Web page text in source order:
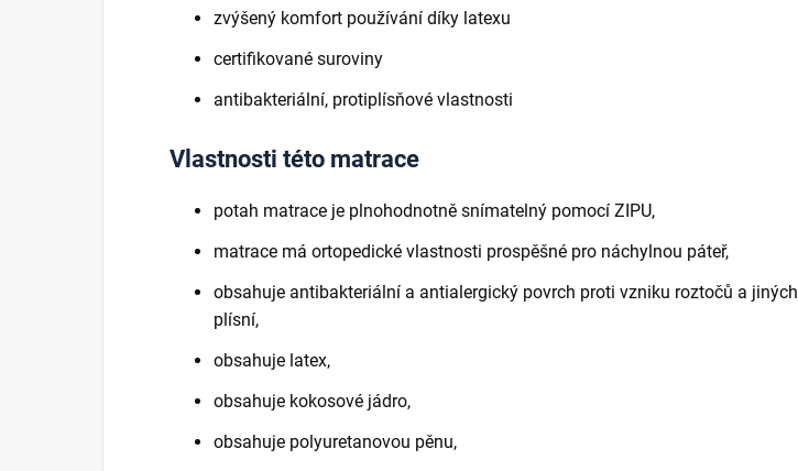
zvýšený komfort používání díky latexu
certifikované suroviny
antibakteriální, protiplísňové vlastnosti
Vlastnosti této matrace
potah matrace je plnohodnotně snímatelný pomocí ZIPU,
matrace má ortopedické vlastnosti prospěšné pro náchylnou páteř,
obsahuje antibakteriální a antialergický povrch proti vzniku roztočů a jiných
plísní,
obsahuje latex,
obsahuje kokosové jádro,
obsahuje polyuretanovou pěnu,